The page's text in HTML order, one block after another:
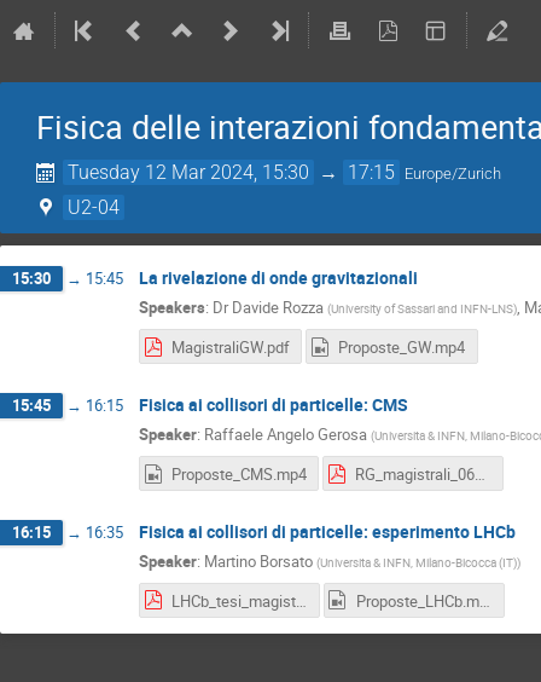
Fisica delle interazioni
Tuesday 12 Mar 2024, 15:30 → 17:15 Europe/Zurich
U2-04
15:30 → 15:45 La rivelazione di onde gravitazionali
Speakers: Dr Davide Rozza (University of Sassari and INFN-LNS),
MagistraliGW.pdf
Proposte_GW.mp4
15:45 → 16:15 Fisica ai collisori di particelle: CMS
Speaker: Raffaele Angelo Gerosa (Universita & INFN, Milano-
Proposte_CMS.mp4 RG_magistrali_06_03_2024_v2.pdf
16:15 → 16:35 Fisica ai collisori di particelle: esperimento LHCb
Speaker: Martino Borsato (Universita & INFN, Milano-Bicocca (IT))
LHCb_tesi_magistrali_2024.pdf Proposte_LHCb.mp4